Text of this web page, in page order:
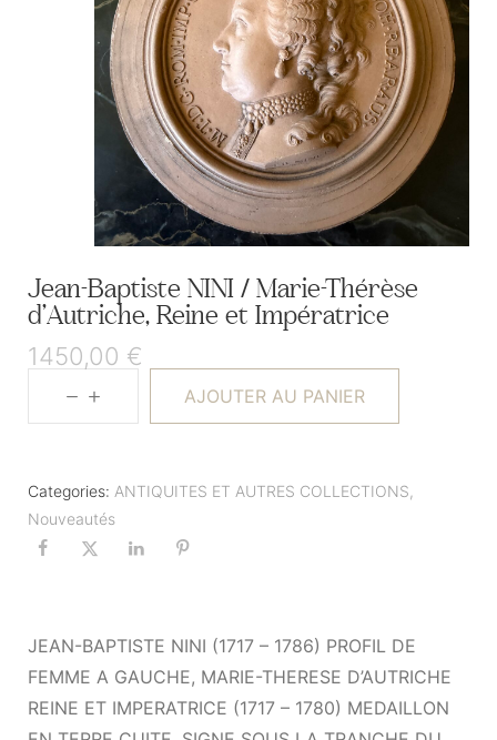
Jean-Baptiste NINI / Marie-Thérèse
d’Autriche, Reine et Impératrice
1450,00 €
AJOUTER AU PANIER
Categories: ANTIQUITES ET AUTRES COLLECTIONS,
Nouveautés
JEAN-BAPTISTE NINI (1717 – 1786) PROFIL DE
FEMME A GAUCHE, MARIE-THERESE D’AUTRICHE
REINE ET IMPERATRICE (1717 – 1780) MEDAILLON